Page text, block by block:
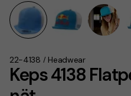
Keps 4138
22-4138 / Headwear